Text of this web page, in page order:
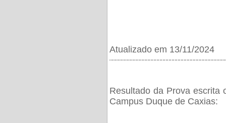
Atualizado em 13/11/2024
Resultado da Prova escrita
Campus Duque de Caxias: